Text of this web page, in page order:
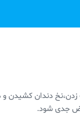
دندان کشیدن
جدی شود.